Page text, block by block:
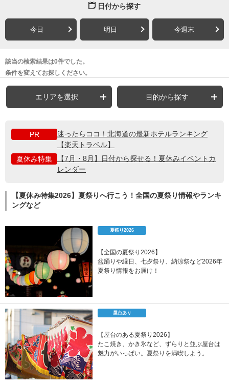
日付から探す
今日 明日 今週末
該当の検索結果は0件でした。
条件を変えてお探しください。
エリアを選択 目的から探す
PR
迷ったらココ！北海道の最新ホテルランキング
【楽天トラベル】
夏休み特集
【7月・8月】日付から探せる！夏休みイベントカ
レンダー
【夏休み特集2026】夏祭りへ行こう！全国の夏祭り情報やランキ
ングなど
夏祭り2026
【全国の夏祭り2026】
盆踊りや縁日、七夕祭り、納涼祭など2026年
夏祭り情報をお届け！
屋台あり
【屋台のある夏祭り2026】
たこ焼き、かき氷など、ずらりと並ぶ屋台は
魅力がいっぱい。夏祭りを満喫しよう。